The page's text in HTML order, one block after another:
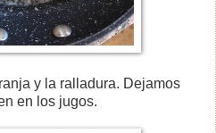
y la ralladura. Dejamos
en los jugos.